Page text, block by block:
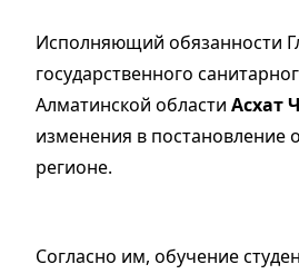
Исполняющий обязанности
государственного
Алматинской области Асхат
изменения в постановление
регионе.
Согласно им, обучение